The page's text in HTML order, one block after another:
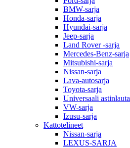
BMW-sarja
Honda-sarja
Hyundai-sarja
Jeep-sarja
Land Rover -sarja
Mercedes-Benz-sarja
Mitsubishi-sarja
Nissan-sarja
Lava-autosarja
Toyota-sarja
Universaali astinlauta
VW-sarja
Izusu-sarja
Kattotelineet
Nissan-sarja
LEXUS-SARJA